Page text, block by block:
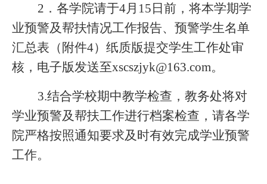
2 ．各学院请于4月15日前，将本学期学
业预警及帮扶情况工作报告、预警学生名单
汇总表（附件4）纸质版提交学生工作处审
核，电子版发送至xscszjyk@163.com。
3.结合学校期中教学检查，教务处将对
学业预警及帮扶工作进行档案检查，请各学
院严格按照通知要求及时有效完成学业预警
工作。